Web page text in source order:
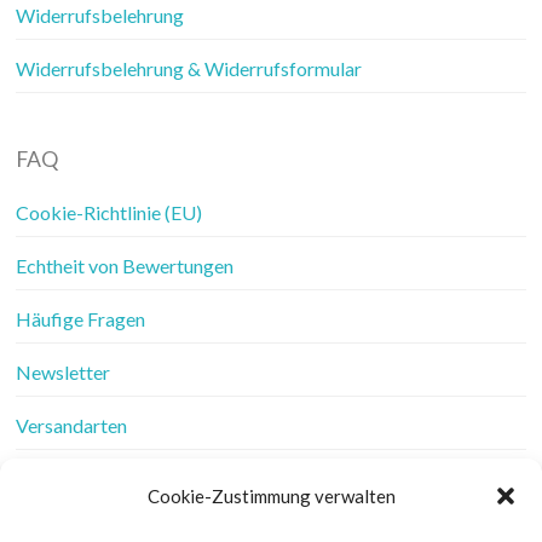
Cookie-Zustimmung verwalten
Widerrufsbelehrung
Widerrufsbelehrung & Widerrufsformular
FAQ
Cookie-Richtlinie (EU)
Echtheit von Bewertungen
Häufige Fragen
Newsletter
Versandarten